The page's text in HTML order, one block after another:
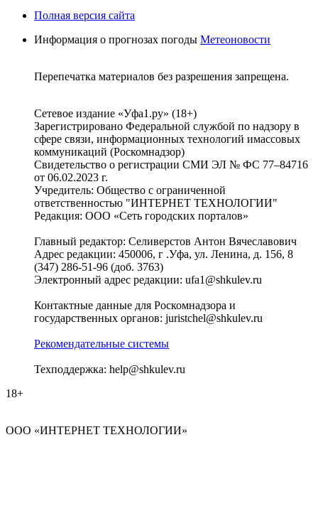
Полная версия сайта
Информация о прогнозах погоды Метеоновости
Перепечатка материалов без разрешения запрещена.
Сетевое издание «Уфа1.ру» (18+)
Зарегистрировано Федеральной службой по надзору в
сфере связи, информационных технологий имассовых
коммуникаций (Роскомнадзор)
Свидетельство о регистрации СМИ ЭЛ № ФС 77–84716
от 06.02.2023 г.
Учредитель: Общество с ограниченной
ответственностью "ИНТЕРНЕТ ТЕХНОЛОГИИ"
Редакция: ООО «Сеть городских порталов»
Главный редактор: Селиверстов Антон Вячеславович
Адрес редакции: 450006, г .Уфа, ул. Ленина, д. 156, 8
(347) 286-51-96 (доб. 3763)
Электронный адрес редакции: ufa1@shkulev.ru
Контактные данные для Роскомнадзора и
государственных органов: juristchel@shkulev.ru
Рекомендательные системы
Техподдержка: help@shkulev.ru
18+
ООО «ИНТЕРНЕТ ТЕХНОЛОГИИ»